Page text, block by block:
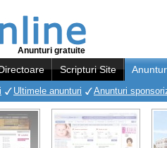
Anunturi gratuite
Scripturi Site
Ultimele anunturi Anunturi